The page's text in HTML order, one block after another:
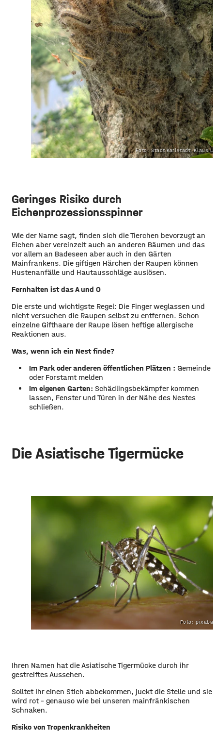
Foto: Stadt Karlstadt, Klaus
Geringes Risiko durch
Eichenprozessionsspinner
Wie der Name sagt, finden sich die Tierchen bevorzugt an
Eichen aber vereinzelt auch an anderen Bäumen und das
vor allem an Badeseen aber auch in den Gärten
Mainfrankens. Die giftigen Härchen der Raupen können
Hustenanfälle und Hautausschläge auslösen.
Fernhalten ist das A und O
Die erste und wichtigste Regel: Die Finger weglassen und
nicht versuchen die Raupen selbst zu entfernen. Schon
einzelne Gifthaare der Raupe lösen heftige allergische
Reaktionen aus.
Was, wenn ich ein Nest finde?
Im Park oder anderen öffentlichen Plätzen : Gemeinde
oder Forstamt melden
Im eigenen Garten: Schädlingsbekämpfer kommen
lassen, Fenster und Türen in der Nähe des Nestes
schließen.
Die Asiatische Tigermücke
Foto:
Ihren Namen hat die Asiatische Tigermücke durch ihr
gestreiftes Aussehen.
Solltet Ihr einen Stich abbekommen, juckt die Stelle und sie
wird rot - genauso wie bei unseren mainfränkischen
Schnaken.
Risiko von Tropenkrankheiten